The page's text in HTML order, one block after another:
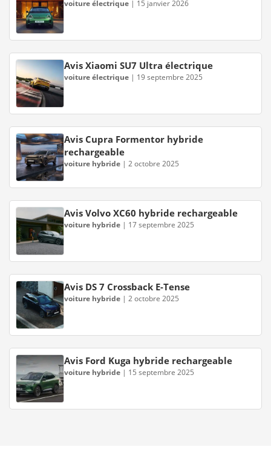
voiture électrique | 15 janvier 2026
Avis Xiaomi SU7 Ultra électrique
voiture électrique | 19 septembre 2025
Avis Cupra Formentor hybride
rechargeable
voiture hybride | 2 octobre 2025
Avis Volvo XC60 hybride rechargeable
voiture hybride | 17 septembre 2025
Avis DS 7 Crossback E-Tense
voiture hybride | 2 octobre 2025
Avis Ford Kuga hybride rechargeable
voiture hybride | 15 septembre 2025